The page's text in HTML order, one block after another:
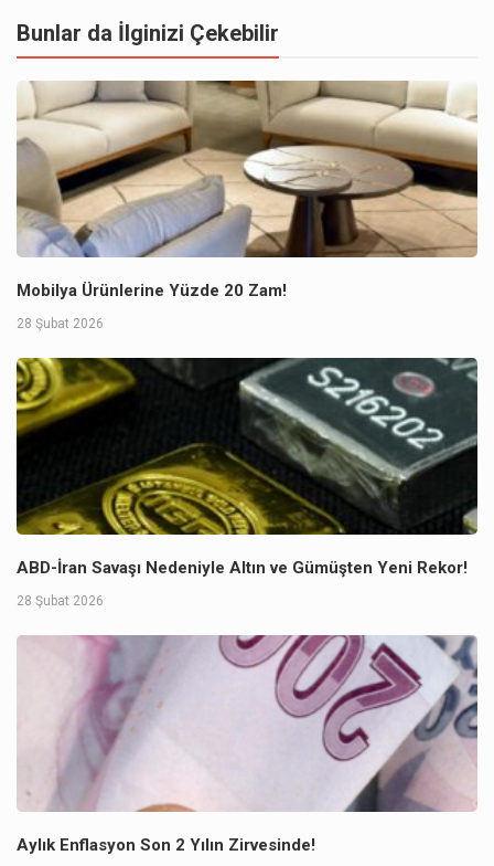
Bunlar da İlginizi Çekebilir
Mobilya Ürünlerine Yüzde 20 Zam!
28 Şubat 2026
ABD-İran Savaşı Nedeniyle Altın ve Gümüşten Yeni Rekor!
28 Şubat 2026
Aylık Enflasyon Son 2 Yılın Zirvesinde!